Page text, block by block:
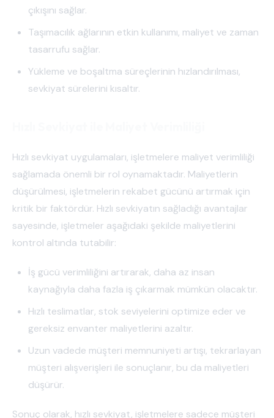
çıkışını sağlar.
Taşımacılık ağlarının etkin kullanımı, maliyet ve zaman
tasarrufu sağlar.
Yükleme ve boşaltma süreçlerinin hızlandırılması,
sevkiyat sürelerini kısaltır.
Hızlı sevkiyat uygulamaları, işletmelere maliyet verimliliği
sağlamada önemli bir rol oynamaktadır. Maliyetlerin
düşürülmesi, işletmelerin rekabet gücünü artırmak için
kritik bir faktördür. Hızlı sevkiyatın sağladığı avantajlar
sayesinde, işletmeler aşağıdaki şekilde maliyetlerini
kontrol altında tutabilir:
İş gücü verimliliğini artırarak, daha az insan
kaynağıyla daha fazla iş çıkarmak mümkün olacaktır.
Hızlı teslimatlar, stok seviyelerini optimize eder ve
gereksiz envanter maliyetlerini azaltır.
Uzun vadede müşteri memnuniyeti artışı, tekrarlayan
müşteri alışverişleri ile sonuçlanır, bu da maliyetleri
düşürür.
Sonuç olarak, hızlı sevkiyat, işletmelere sadece müşteri